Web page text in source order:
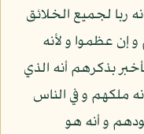
لجميع الخلائق
إن عظموا و لأنه
بذكرهم أنه الذي
ملكهم و في الناس
و أنه هو